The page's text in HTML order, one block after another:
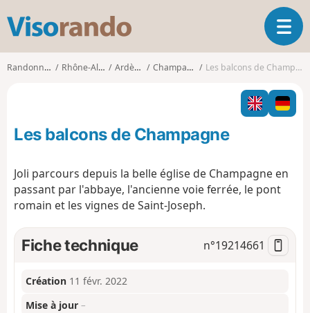
s
o
o
O
u
i
r
l
v
t
Randonnées Rhône-Alpes Ardèche Champagne Les balcons de Champagne
Les balcons de Champagne
Joli parcours depuis la belle église de Champagne en
passant par l'abbaye, l'ancienne voie ferrée, le pont
romain et les vignes de Saint-Joseph.
Fiche technique n°19214661
Création 11 févr. 2022
Mise à jour –